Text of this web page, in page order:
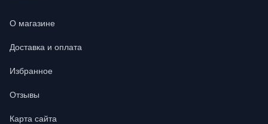
О магазине
Доставка и оплата
Избранное
Отзывы
Карта сайта